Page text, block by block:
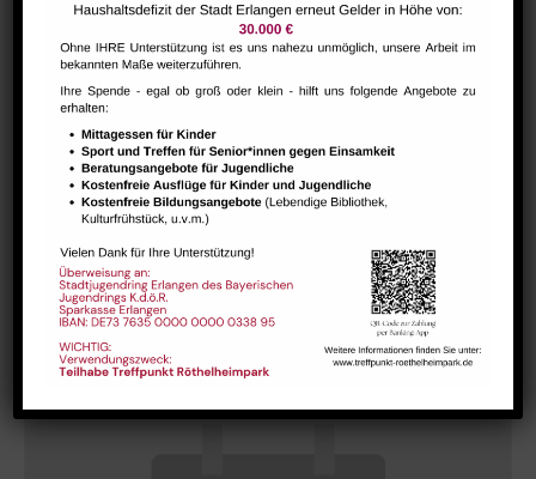
Hausaufgabenbetreuung (nicht während der Ferien)
August 10 @ 13:30